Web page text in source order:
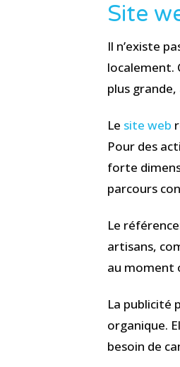
Site
Il n’existe
localement.
plus
Le site web
Pour des
forte
parcours
Le
artisans,
au moment
La publicité
organique.
besoin de